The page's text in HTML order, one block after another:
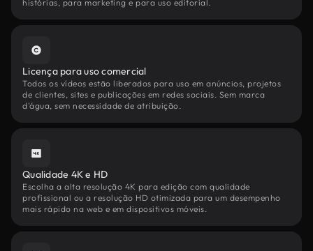
histórias, para marketing e para uso editorial.
Licença para uso comercial
Todos os vídeos estão liberados para uso em anúncios, projetos
de clientes, sites e publicações em redes sociais. Sem marca
d'água, sem necessidade de atribuição.
Qualidade 4K e HD
Escolha a alta resolução 4K para edição com qualidade
profissional ou a resolução HD otimizada para um desempenho
mais rápido na web e em dispositivos móveis.